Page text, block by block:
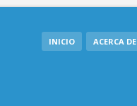
INICIO ACERCA DE